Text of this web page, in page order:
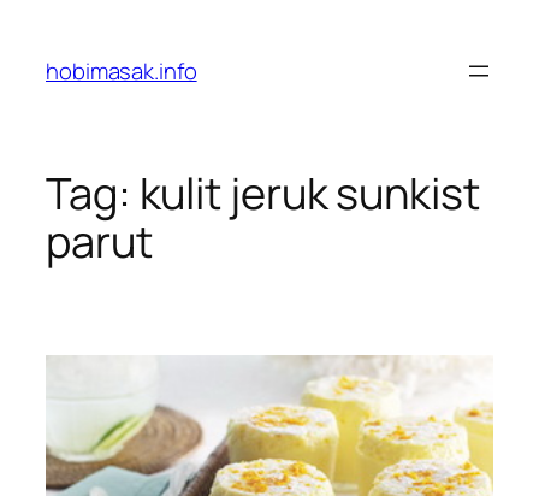
content
hobimasak.info
Tag: kulit jeruk sunkist
parut